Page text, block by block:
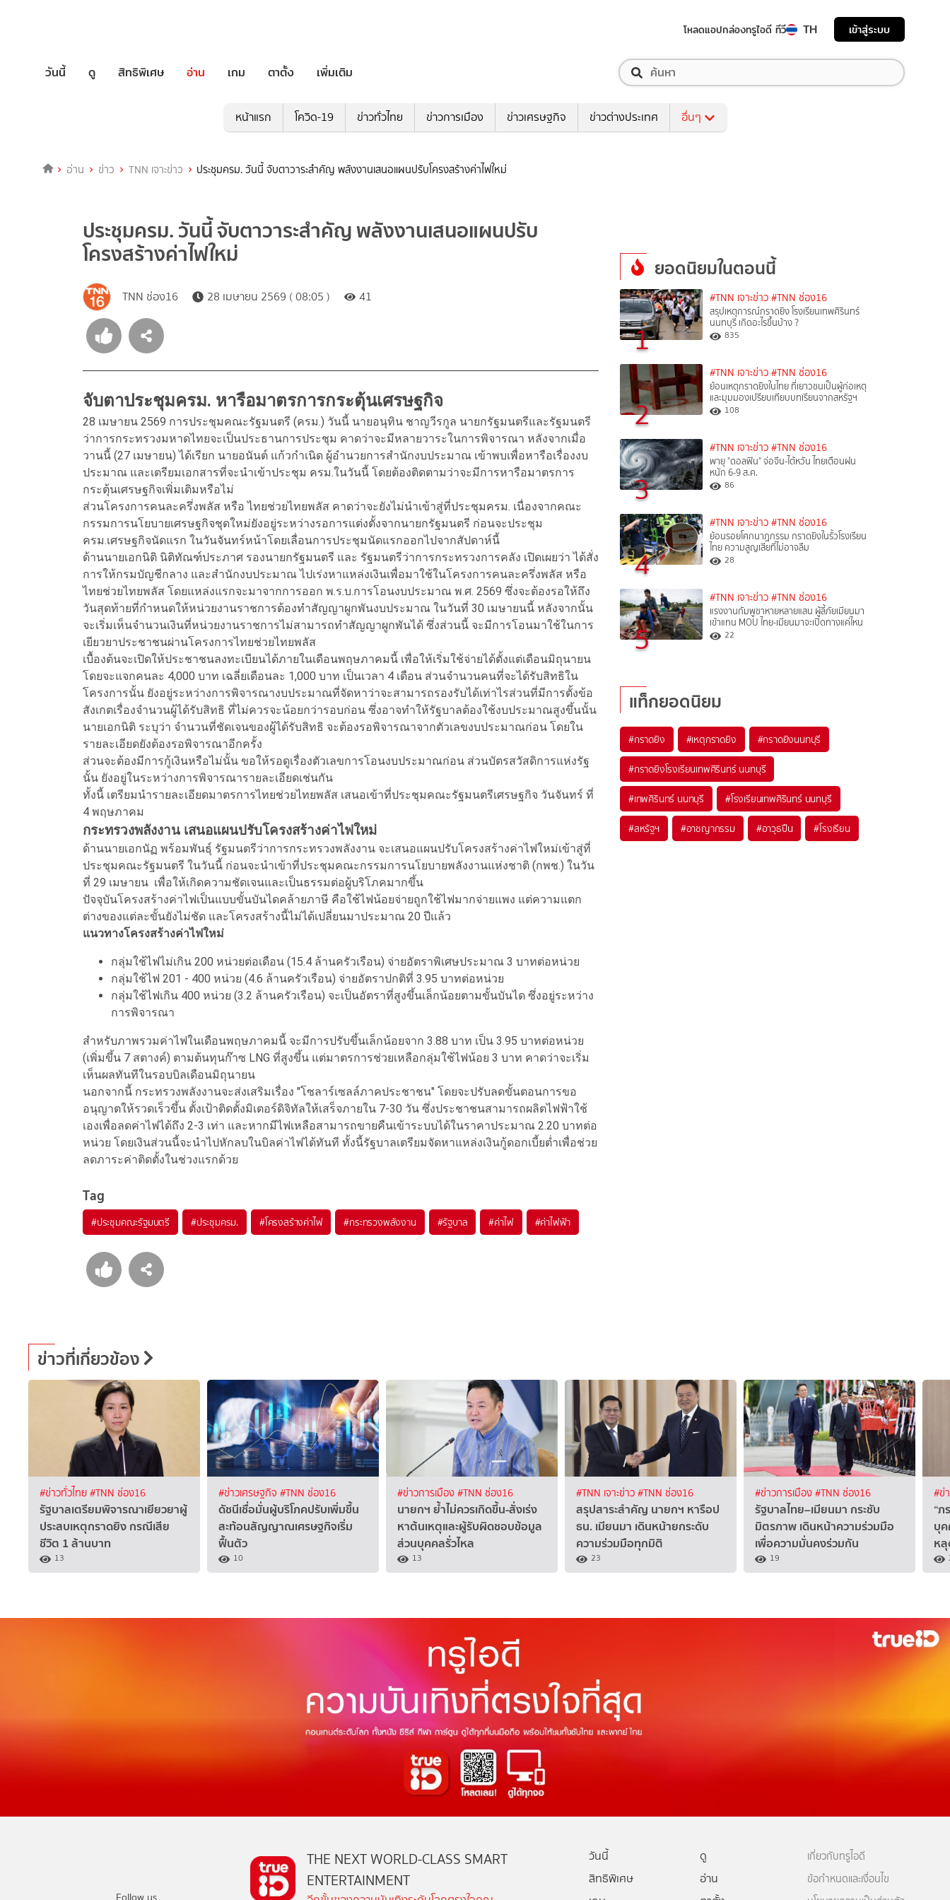
โหลดแอปกล่องทรูไอดี ทีวี TH เข้าสู่ระบบ
วันนี้ ดู สิทธิพิเศษ อ่าน เกม ตาตั้ง เพิ่มเติม
หน้าแรก โควิด-19 ข่าวทั่วไทย ข่าวการเมือง ข่าวเศรษฐกิจ ข่าวต่างประเทศ อื่นๆ
อ่าน ข่าว TNN เจาะข่าว ประชุมครม. วันนี้ จับตาวาระสำคัญ พลังงานเสนอแผนปรับโครงสร้างค่าไฟใหม่
ประชุมครม. วันนี้ จับตาวาระสำคัญ พลังงานเสนอแผนปรับ
โครงสร้างค่าไฟใหม่
TNN ช่อง16 28 เมษายน 2569 ( 08:05 ) 41
จับตาประชุมครม. หารือมาตรการกระตุ้นเศรษฐกิจ
28 เมษายน 2569 การประชุมคณะรัฐมนตรี (ครม.) วันนี้ นายอนุทิน ชาญวีรกูล นายกรัฐมนตรีและรัฐมนตรี
ว่าการกระทรวงมหาดไทยจะเป็นประธานการประชุม คาดว่าจะมีหลายวาระในการพิจารณา หลังจากเมื่อ
วานนี้ (27 เมษายน) ได้เรียก นายอนันต์ แก้วกำเนิด ผู้อำนวยการสำนักงบประมาณ เข้าพบเพื่อหารือเรื่องงบ
ประมาณ และเตรียมเอกสารที่จะนำเข้าประชุม ครม.ในวันนี้ โดยต้องติดตามว่าจะมีการหารือมาตรการ
กระตุ้นเศรษฐกิจเพิ่มเติมหรือไม่
ส่วนโครงการคนละครึ่งพลัส หรือ ไทยช่วยไทยพลัส คาดว่าจะยังไม่นำเข้าสู่ที่ประชุมครม. เนื่องจากคณะ
กรรมการนโยบายเศรษฐกิจชุดใหม่ยังอยู่ระหว่างรอการแต่งตั้งจากนายกรัฐมนตรี ก่อนจะประชุม
ครม.เศรษฐกิจนัดแรก ในวันจันทร์หน้าโดยเลื่อนการประชุมนัดแรกออกไปจากสัปดาห์นี้
ด้านนายเอกนิติ นิติทัณฑ์ประภาศ รองนายกรัฐมนตรี และ รัฐมนตรีว่าการกระทรวงการคลัง เปิดเผยว่า ได้สั่ง
การให้กรมบัญชีกลาง และสำนักงบประมาณ ไปเร่งหาแหล่งเงินเพื่อมาใช้ในโครงการคนละครึ่งพลัส หรือ
ไทยช่วยไทยพลัส โดยแหล่งแรกจะมาจากการออก พ.ร.บ.การโอนงบประมาณ พ.ศ. 2569 ซึ่งจะต้องรอให้ถึง
วันสุดท้ายที่กำหนดให้หน่วยงานราชการต้องทำสัญญาผูกพันงบประมาณ ในวันที่ 30 เมษายนนี้ หลังจากนั้น
จะเริ่มเห็นจำนวนเงินที่หน่วยงานราชการไม่สามารถทำสัญญาผูกพันได้ ซึ่งส่วนนี้ จะมีการโอนมาใช้ในการ
เยียวยาประชาชนผ่านโครงการไทยช่วยไทยพลัส
เบื้องต้นจะเปิดให้ประชาชนลงทะเบียนได้ภายในเดือนพฤษภาคมนี้ เพื่อให้เริ่มใช้จ่ายได้ตั้งแต่เดือนมิถุนายน
โดยจะแจกคนละ 4,000 บาท เฉลี่ยเดือนละ 1,000 บาท เป็นเวลา 4 เดือน ส่วนจำนวนคนที่จะได้รับสิทธิใน
โครงการนั้น ยังอยู่ระหว่างการพิจารณางบประมาณที่จัดหาว่าจะสามารถรองรับได้เท่าไรส่วนที่มีการตั้งข้อ
สังเกตเรื่องจำนวนผู้ได้รับสิทธิ ที่ไม่ควรจะน้อยกว่ารอบก่อน ซึ่งอาจทำให้รัฐบาลต้องใช้งบประมาณสูงขึ้นนั้น
นายเอกนิติ ระบุว่า จำนวนที่ชัดเจนของผู้ได้รับสิทธิ จะต้องรอพิจารณาจากตัวเลขงบประมาณก่อน โดยใน
รายละเอียดยังต้องรอพิจารณาอีกครั้ง
ส่วนจะต้องมีการกู้เงินหรือไม่นั้น ขอให้รอดูเรื่องตัวเลขการโอนงบประมาณก่อน ส่วนบัตรสวัสดิการแห่งรัฐ
นั้น ยังอยู่ในระหว่างการพิจารณารายละเอียดเช่นกัน
ทั้งนี้ เตรียมนำรายละเอียดมาตรการไทยช่วยไทยพลัส เสนอเข้าที่ประชุมคณะรัฐมนตรีเศรษฐกิจ วันจันทร์ ที่
4 พฤษภาคม
กระทรวงพลังงาน เสนอแผนปรับโครงสร้างค่าไฟใหม่
ด้านนายเอกนัฏ พร้อมพันธุ์ รัฐมนตรีว่าการกระทรวงพลังงาน จะเสนอแผนปรับโครงสร้างค่าไฟใหม่เข้าสู่ที่
ประชุมคณะรัฐมนตรี ในวันนี้ ก่อนจะนำเข้าที่ประชุมคณะกรรมการนโยบายพลังงานแห่งชาติ (กพช.) ในวัน
ที่ 29 เมษายน เพื่อให้เกิดความชัดเจนและเป็นธรรมต่อผู้บริโภคมากขึ้น
ปัจจุบันโครงสร้างค่าไฟเป็นแบบขั้นบันไดคล้ายภาษี คือใช้ไฟน้อยจ่ายถูกใช้ไฟมากจ่ายแพง แต่ความแตก
ต่างของแต่ละขั้นยังไม่ชัด และโครงสร้างนี้ไม่ได้เปลี่ยนมาประมาณ 20 ปีแล้ว
แนวทางโครงสร้างค่าไฟใหม่
กลุ่มใช้ไฟไม่เกิน 200 หน่วยต่อเดือน (15.4 ล้านครัวเรือน) จ่ายอัตราพิเศษประมาณ 3 บาทต่อหน่วย
กลุ่มใช้ไฟ 201 - 400 หน่วย (4.6 ล้านครัวเรือน) จ่ายอัตราปกติที่ 3.95 บาทต่อหน่วย
กลุ่มใช้ไฟเกิน 400 หน่วย (3.2 ล้านครัวเรือน) จะเป็นอัตราที่สูงขึ้นเล็กน้อยตามขั้นบันได ซึ่งอยู่ระหว่าง
การพิจารณา
สำหรับภาพรวมค่าไฟในเดือนพฤษภาคมนี้ จะมีการปรับขึ้นเล็กน้อยจาก 3.88 บาท เป็น 3.95 บาทต่อหน่วย
(เพิ่มขึ้น 7 สตางค์) ตามต้นทุนก๊าซ LNG ที่สูงขึ้น แต่มาตรการช่วยเหลือกลุ่มใช้ไฟน้อย 3 บาท คาดว่าจะเริ่ม
เห็นผลทันทีในรอบบิลเดือนมิถุนายน
นอกจากนี้ กระทรวงพลังงานจะส่งเสริมเรื่อง "โซลาร์เซลล์ภาคประชาชน" โดยจะปรับลดขั้นตอนการขอ
อนุญาตให้รวดเร็วขึ้น ตั้งเป้าติดตั้งมิเตอร์ดิจิทัลให้เสร็จภายใน 7-30 วัน ซึ่งประชาชนสามารถผลิตไฟฟ้าใช้
เองเพื่อลดค่าไฟได้ถึง 2-3 เท่า และหากมีไฟเหลือสามารถขายคืนเข้าระบบได้ในราคาประมาณ 2.20 บาทต่อ
หน่วย โดยเงินส่วนนี้จะนำไปหักลบในบิลค่าไฟได้ทันที ทั้งนี้รัฐบาลเตรียมจัดหาแหล่งเงินกู้ดอกเบี้ยต่ำเพื่อช่วย
ลดภาระค่าติดตั้งในช่วงแรกด้วย
Tag
#ประชุมคณะรัฐมนตรี #ประชุมครม. #โครงสร้างค่าไฟ #กระทรวงพลังงาน #รัฐบาล #ค่าไฟ #ค่าไฟฟ้า
ยอดนิยมในตอนนี้
1
#TNN เจาะข่าว #TNN ช่อง16
สรุปเหตุการณ์กราดยิง โรงเรียนเทพศิรินทร์
นนทบุรี เกิดอะไรขึ้นบ้าง ?
835
2
#TNN เจาะข่าว #TNN ช่อง16
ย้อนเหตุกราดยิงในไทย ที่เยาวชนเป็นผู้ก่อเหตุ
และมุมมองเปรียบเทียบบทเรียนจากสหรัฐฯ
108
3
#TNN เจาะข่าว #TNN ช่อง16
พายุ "ดอลฟิน" จ่อจีน-ไต้หวัน ไทยเตือนฝน
หนัก 6-9 ส.ค.
86
4
#TNN เจาะข่าว #TNN ช่อง16
ย้อนรอยโศกนาฏกรรม กราดยิงในรั้วโรงเรียน
ไทย ความสูญเสียที่ไม่อาจลืม
28
5
#TNN เจาะข่าว #TNN ช่อง16
แรงงานกัมพูชาหายหลายแสน ผู้ลี้ภัยเมียนมา
เข้าแทน MOU ไทย-เมียนมาจะเปิดทางแค่ไหน
22
แท็กยอดนิยม
#กราดยิง #เหตุกราดยิง #กราดยิงนนทบุรี
#กราดยิงโรงเรียนเทพศิรินทร์ นนทบุรี
#เทพศิรินทร์ นนทบุรี #โรงเรียนเทพศิรินทร์ นนทบุรี
#สหรัฐฯ #อาชญากรรม #อาวุธปืน #โรงเรียน
ข่าวที่เกี่ยวข้อง
#ข่าวทั่วไทย#TNN ช่อง16
รัฐบาลเตรียมพิจารณาเยียวยาผู้
ประสบเหตุกราดยิง กรณีเสีย
ชีวิต 1 ล้านบาท
13
#ข่าวเศรษฐกิจ #TNN ช่อง16
ดัชนีเชื่อมั่นผู้บริโภคปรับเพิ่มขึ้น
สะท้อนสัญญาณเศรษฐกิจเริ่ม
ฟื้นตัว
10
#ข่าวการเมือง#TNN ช่อง16
นายกฯ ย้ำไม่ควรเกิดขึ้น-สั่งเร่ง
หาต้นเหตุและผู้รับผิดชอบข้อมูล
ส่วนบุคคลรั่วไหล
13
#TNN เจาะข่าว#TNN ช่อง16
สรุปสาระสำคัญ นายกฯ หารือป
ธน. เมียนมา เดินหน้ายกระดับ
ความร่วมมือทุกมิติ
23
#ข่าวการเมือง#TNN ช่อง16
รัฐบาลไทย–เมียนมา กระชับ
มิตรภาพ เดินหน้าความร่วมมือ
เพื่อความมั่นคงร่วมกัน
19
#ข่
“
บุ
หลุ
THE NEXT WORLD-CLASS SMART
ENTERTAINMENT
วันนี้
ดู
สิทธิพิเศษ
อ่าน
เกี่ยวกับทรูไอดี
ข้อกำหนดและเงื่อนไข